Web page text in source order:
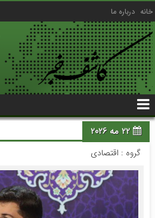
خانه درباره ما
22 مه 2026
گروه : اقتصادی